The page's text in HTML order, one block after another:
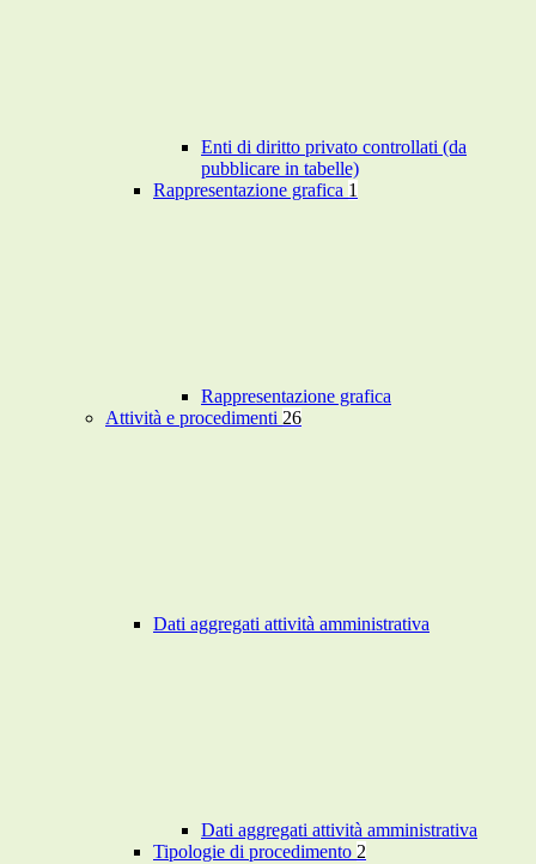
Enti di diritto privato controllati (da
pubblicare in tabelle)
Rappresentazione grafica 1
Rappresentazione grafica
Attività e procedimenti 26
Dati aggregati attività amministrativa
Dati aggregati attività amministrativa
Tipologie di procedimento 2